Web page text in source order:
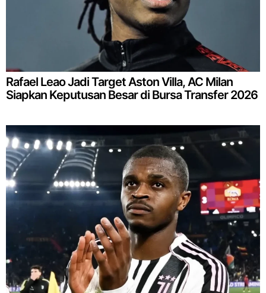
Rafael Leao Jadi Target Aston Villa, AC Milan
Siapkan Keputusan Besar di Bursa Transfer 2026